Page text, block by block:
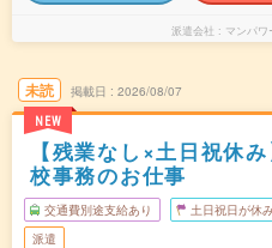
派遣会社 マンパワ
未読
NEW
掲載日 2026/08/07
【残業なし×土日祝休
校事務のお仕事
交通費別途支給あり 土日祝日が休
派遣